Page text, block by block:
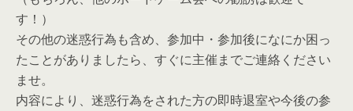
す！）
その他の迷惑行為も含め、参加中・参加後になにか困っ
たことがありましたら、すぐに主催までご連絡ください
ませ。
内容により、迷惑行為をされた方の即時退室や今後の参